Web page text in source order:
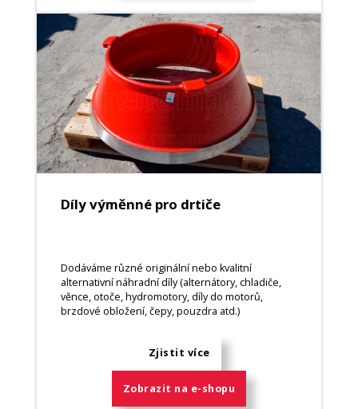
Díly výměnné pro drtiče
Dodáváme různé originální nebo kvalitní
alternativní náhradní díly (alternátory, chladiče,
věnce, otoče, hydromotory, díly do motorů,
brzdové obložení, čepy, pouzdra atd.)
Zjistit více
Zobrazit na e-shopu